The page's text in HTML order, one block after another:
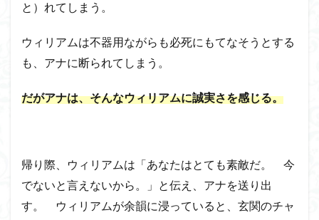
と）れてしまう。
ウィリアムは不器用ながらも必死にもてなそうとする
も、アナに断られてしまう。
だがアナは、そんなウィリアムに誠実さを感じる。
帰り際、ウィリアムは「あなたはとても素敵だ。 今
でないと言えないから。」と伝え、アナを送り出
す。 ウィリアムが余韻に浸っていると、玄関のチャ